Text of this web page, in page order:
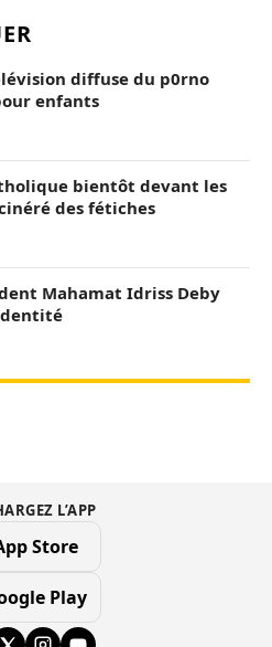
diffuse du p0rno
enfants
bientôt devant les
des fétiches
Mahamat Idriss Deby
L’APP
Store
Play